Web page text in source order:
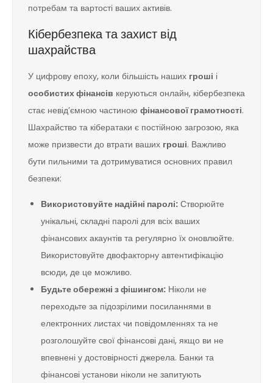
потребам та вартості ваших активів.
Кібербезпека та захист від
шахрайства
У цифрову епоху, коли більшість наших гроші і
особистих фінансів керуються онлайн, кібербезпека
стає невід’ємною частиною фінансової грамотності.
Шахрайство та кібератаки є постійною загрозою, яка
може призвести до втрати ваших гроші. Важливо
бути пильними та дотримуватися основних правил
безпеки:
Використовуйте надійні паролі: Створюйте
унікальні, складні паролі для всіх ваших
фінансових акаунтів та регулярно їх оновлюйте.
Використовуйте двофакторну автентифікацію
всюди, де це можливо.
Будьте обережні з фішингом: Ніколи не
переходьте за підозрілими посиланнями в
електронних листах чи повідомленнях та не
розголошуйте свої фінансові дані, якщо ви не
впевнені у достовірності джерела. Банки та
фінансові установи ніколи не запитують